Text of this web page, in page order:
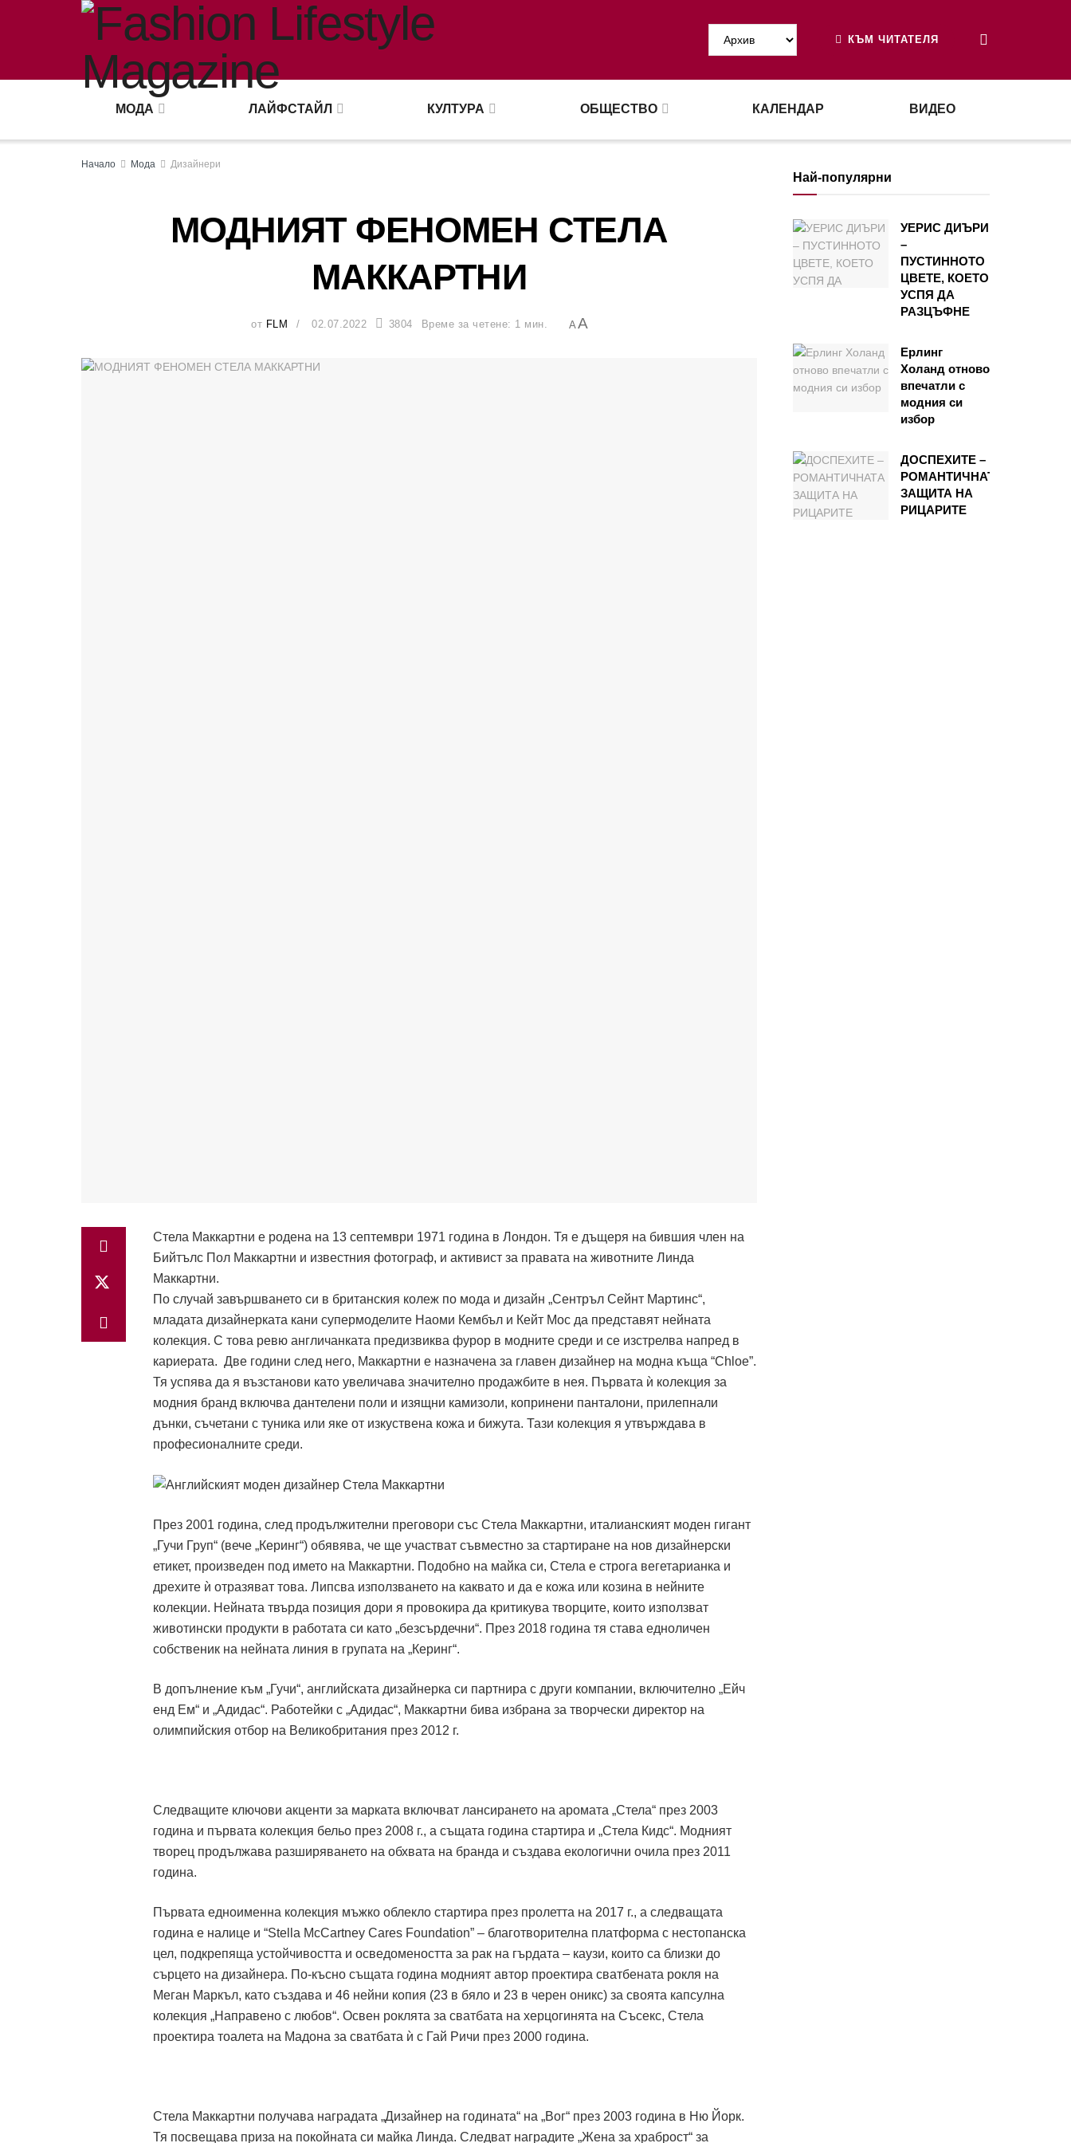
КЪМ ЧИТАТЕЛЯ
МОДА ЛАЙФСТАЙЛ КУЛТУРА ОБЩЕСТВО КАЛЕНДАР ВИДЕО
Начало Мода Дизайнери
МОДНИЯТ ФЕНОМЕН СТЕЛА
МАККАРТНИ
от FLM 02.07.2022 3804 Време за четене: 1 мин. AA
Стела Маккартни е родена на 13 септември 1971 година в Лондон. Тя е дъщеря на бившия член на
Бийтълс Пол Маккартни и известния фотограф, и активист за правата на животните Линда
Маккартни.
По случай завършването си в британския колеж по мода и дизайн „Сентръл Сейнт Мартинс“,
младата дизайнерката кани супермоделите Наоми Кембъл и Кейт Мос да представят нейната
колекция. С това ревю англичанката предизвиква фурор в модните среди и се изстрелва напред в
кариерата. Две години след него, Маккартни е назначена за главен дизайнер на модна къща “Chloe”.
Тя успява да я възстанови като увеличава значително продажбите в нея. Първата ѝ колекция за
модния бранд включва дантелени поли и изящни камизоли, копринени панталони, прилепнали
дънки, съчетани с туника или яке от изкуствена кожа и бижута. Тази колекция я утвърждава в
професионалните среди.
През 2001 година, след продължителни преговори със Стела Маккартни, италианският моден гигант
„Гучи Груп“ (вече „Керинг“) обявява, че ще участват съвместно за стартиране на нов дизайнерски
етикет, произведен под името на Маккартни. Подобно на майка си, Стела е строга вегетарианка и
дрехите ѝ отразяват това. Липсва използването на каквато и да е кожа или козина в нейните
колекции. Нейната твърда позиция дори я провокира да критикува творците, които използват
животински продукти в работата си като „безсърдечни“. През 2018 година тя става едноличен
собственик на нейната линия в групата на „Керинг“.
В допълнение към „Гучи“, английската дизайнерка си партнира с други компании, включително „Ейч
енд Ем“ и „Адидас“. Работейки с „Адидас“, Маккартни бива избрана за творчески директор на
олимпийския отбор на Великобритания през 2012 г.
Следващите ключови акценти за марката включват лансирането на аромата „Стела“ през 2003
година и първата колекция бельо през 2008 г., а същата година стартира и „Стела Кидс“. Модният
творец продължава разширяването на обхвата на бранда и създава екологични очила през 2011
година.
Първата едноименна колекция мъжко облекло стартира през пролетта на 2017 г., а следващата
година е налице и “Stella McCartney Cares Foundation” – благотворителна платформа с нестопанска
цел, подкрепяща устойчивостта и осведомеността за рак на гърдата – каузи, които са близки до
сърцето на дизайнера. По-късно същата година модният автор проектира сватбената рокля на
Меган Маркъл, като създава и 46 нейни копия (23 в бяло и 23 в черен оникс) за своята капсулна
колекция „Направено с любов“. Освен роклята за сватбата на херцогинята на Съсекс, Стела
проектира тоалета на Мадона за сватбата ѝ с Гай Ричи през 2000 година.
Стела Маккартни получава наградата „Дизайнер на годината“ на „Вог“ през 2003 година в Ню Йорк.
Тя посвещава приза на покойната си майка Линда. Следват наградите „Жена за храброст“ за
Най-популярни
УЕРИС ДИЪРИ
–
ПУСТИННОТО
ЦВЕТЕ, КОЕТО
УСПЯ ДА
РАЗЦЪФНЕ
Ерлинг
Холанд отново
впечатли с
модния си
избор
ДОСПЕХИТЕ –
РОМАНТИЧНАТА
ЗАЩИТА НА
РИЦАРИТЕ